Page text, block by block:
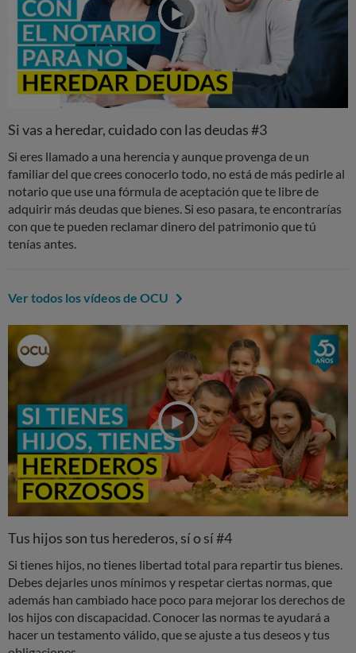
Si vas a heredar, cuidado con las deudas #3
Si eres llamado a una herencia y aunque provenga de un
familiar del que crees conocerlo todo, no está de más pedirle al
notario que use una fórmula de aceptación que te libre de
adquirir más deudas que bienes. Si eso pasara, te encontrarías
con que te pueden reclamar dinero del patrimonio que tú
tenías antes.
Ver todos los vídeos de OCU
Tus hijos son tus herederos, sí o sí #4
Si tienes hijos, no tienes libertad total para repartir tus bienes.
Debes dejarles unos mínimos y respetar ciertas normas, que
además han cambiado hace poco para mejorar los derechos de
los hijos con discapacidad. Conocer las normas te ayudará a
hacer un testamento válido, que se ajuste a tus deseos y tus